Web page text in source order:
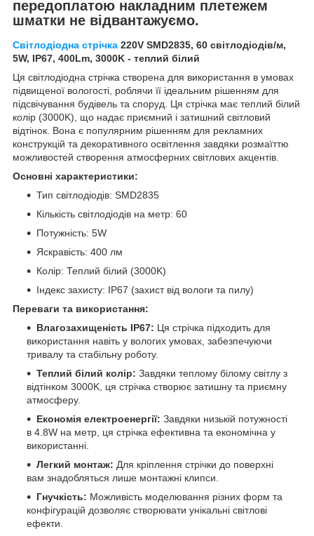
передоплатою накладним плетежем
шматки не відвантажуємо.
Світлодіодна стрічка 220V SMD2835, 60 світлодіодів/м,
5W, IP67, 400Lm, 3000K - теплий білий
Ця світлодіодна стрічка створена для використання в умовах
підвищеної вологості, роблячи її ідеальним рішенням для
підсвічування будівель та споруд. Ця стрічка має теплий білий
колір (3000K), що надає приємний і затишний світловий
відтінок. Вона є популярним рішенням для рекламних
конструкцій та декоративного освітлення завдяки розмаїттю
можливостей створення атмосферних світлових акцентів.
Основні характеристики:
Тип світлодіодів: SMD2835
Кількість світлодіодів на метр: 60
Потужність: 5W
Яскравість: 400 лм
Колір: Теплий білий (3000K)
Індекс захисту: IP67 (захист від вологи та пилу)
Переваги та використання:
Влагозахищеність IP67: Ця стрічка підходить для
використання навіть у вологих умовах, забезпечуючи
тривалу та стабільну роботу.
Теплий білий колір: Завдяки теплому білому світлу з
відтінком 3000K, ця стрічка створює затишну та приємну
атмосферу.
Економія електроенергії: Завдяки низькій потужності
в 4.8W на метр, ця стрічка ефективна та економічна у
використанні.
Легкий монтаж: Для кріплення стрічки до поверхні
вам знадобляться лише монтажні клипси.
Гнучкість: Можливість моделювання різних форм та
конфігурацій дозволяє створювати унікальні світлові
ефекти.